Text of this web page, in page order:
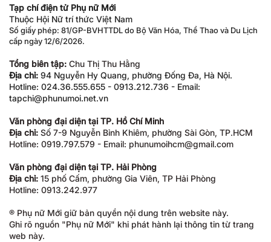
Tạp chí điện tử Phụ nữ Mới
Thuộc Hội Nữ trí thức Việt Nam
Số giấy phép: 81/GP-BVHTTDL do Bộ Văn Hóa, Thể Thao và Du Lịch
cấp ngày 12/6/2026.
Tổng biên tập: Chu Thị Thu Hằng
Địa chỉ: 94 Nguyễn Hy Quang, phường Đống Đa, Hà Nội.
Hotline: 024.36.555.655 - 0913.212.736 - Email:
tapchi@phunumoi.net.vn
Văn phòng đại diện tại TP. Hồ Chí Minh
Địa chỉ: Số 7-9 Nguyễn Bỉnh Khiêm, phường Sài Gòn, TP.HCM
Hotline: 0919.797.579 - Email: phunumoihcm@gmail.com
Văn phòng đại diện tại TP. Hải Phòng
Địa chỉ: 15 phố Cấm, phường Gia Viên, TP Hải Phòng
Hotline: 0913.242.977
® Phụ nữ Mới giữ bản quyền nội dung trên website này.
Ghi rõ nguồn "Phụ nữ Mới" khi phát hành lại thông tin từ trang
web này.